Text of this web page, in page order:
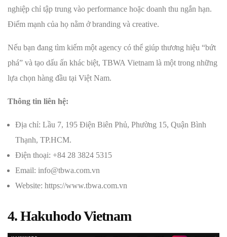
nghiệp chỉ tập trung vào performance hoặc doanh thu ngắn hạn.
Điểm mạnh của họ nằm ở branding và creative.
Nếu bạn đang tìm kiếm một agency có thể giúp thương hiệu “bứt
phá” và tạo dấu ấn khác biệt, TBWA Vietnam là một trong những
lựa chọn hàng đầu tại Việt Nam.
Thông tin liên hệ:
Địa chỉ: Lầu 7, 195 Điện Biên Phủ, Phường 15, Quận Bình
Thạnh, TP.HCM.
Điện thoại: +84 28 3824 5315
Email: info@tbwa.com.vn
Website: https://www.tbwa.com.vn
4. Hakuhodo Vietnam